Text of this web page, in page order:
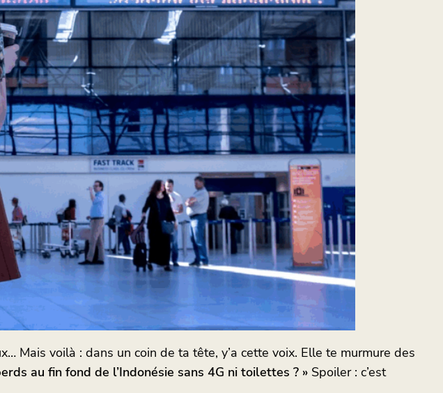
Mais voilà : dans un coin de ta tête, y’a cette voix. Elle te murmure des
au fin fond de l’Indonésie sans 4G ni toilettes ? » Spoiler : c’est